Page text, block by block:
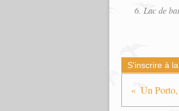
6. Lac de
S'inscrire à
Un